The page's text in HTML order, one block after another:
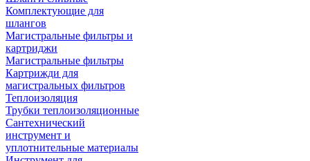
Комплектующие для
шлангов
Магистральные фильтры и
картриджи
Магистральные фильтры
Картрижди для
магистральных фильтров
Теплоизоляция
Трубки теплоизоляционные
Сантехнический
инструмент и
уплотнительные материалы